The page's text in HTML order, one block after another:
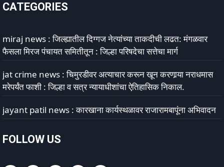
CATEGORIES
miraj news : जिल्ह्यातील दिग्गज नेत्यांच्या ताकदीची लढत: मंगळवार
फैसला मिरज पंचायत समितीतून : जिल्हा परिषदेचा सत्तेचा मार्ग
jat crime news : चिमुरडीवर अत्याचार करून खून करणार्‍या नराधमास
मरेपर्यंत फाशी : जिल्हा व सत्र न्यायाधीशांचा ऐतिहासिक निकाल.
jayant patil news : कारखाना कार्यस्थळावर राजारामबापूंना अभिवादन
FOLLOW US